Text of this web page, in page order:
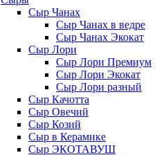
Сыр Чанах
Сыр Чанах в ведре
Сыр Чанах Экокат
Сыр Лори
Сыр Лори Премиум
Сыр Лори Экокат
Сыр Лори разный
Сыр Качотта
Сыр Овечий
Сыр Козий
Сыр в Керамике
Сыр ЭКОТАВУШ